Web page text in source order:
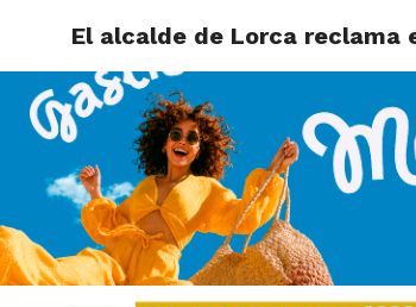
El alcalde de Lorca reclama
LORCA